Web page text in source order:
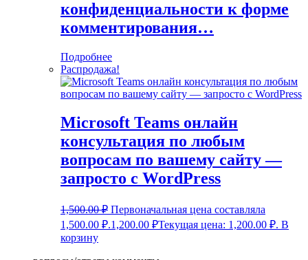
конфиденциальности к форме
комментирования…
Подробнее
Распродажа!
Microsoft Teams онлайн
консультация по любым
вопросам по вашему сайту —
запросто с WordPress
1,500.00₽ Первоначальная цена составляла
1,500.00 ₽.1,200.00 ₽Текущая цена: 1,200.00 ₽. В
корзину